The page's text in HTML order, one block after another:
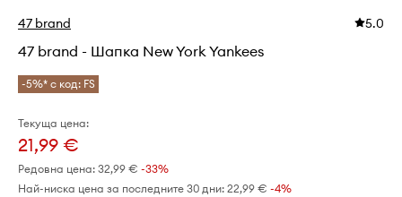
47 brand 5.0
47 brand - Шапка New York Yankees
-5%* с код: FS
Текуща цена:
21,99 €
Редовна цена: 32,99 € -33%
Най-ниска цена за последните 30 дни: 22,99 € -4%